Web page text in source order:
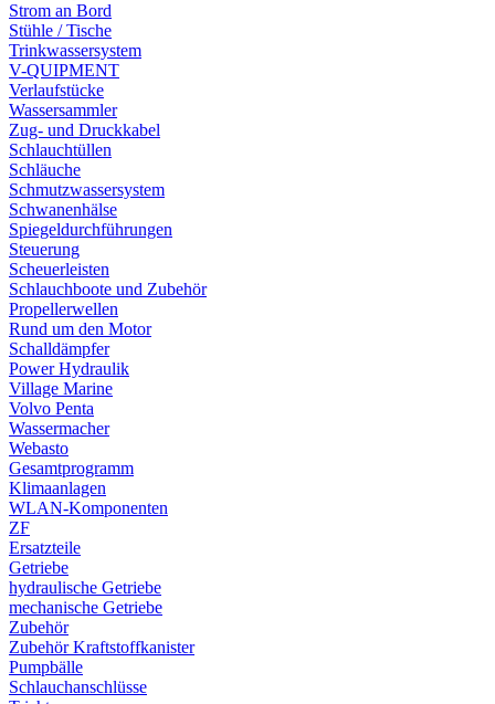
Strom an Bord
Stühle / Tische
Trinkwassersystem
V-QUIPMENT
Verlaufstücke
Wassersammler
Zug- und Druckkabel
Schlauchtüllen
Schläuche
Schmutzwassersystem
Schwanenhälse
Spiegeldurchführungen
Steuerung
Scheuerleisten
Schlauchboote und Zubehör
Propellerwellen
Rund um den Motor
Schalldämpfer
Power Hydraulik
Village Marine
Volvo Penta
Wassermacher
Webasto
Gesamtprogramm
Klimaanlagen
WLAN-Komponenten
ZF
Ersatzteile
Getriebe
hydraulische Getriebe
mechanische Getriebe
Zubehör
Zubehör Kraftstoffkanister
Pumpbälle
Schlauchanschlüsse